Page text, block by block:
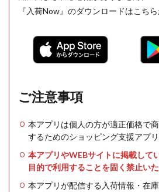
『入荷Now』のダウンロードはこちら
ご注意事項
本アプリは個人の方が適正価格で
するためのショッピング支援アプリ
本アプリやWEBサイトに掲載して
目的で利用することを固く禁止いた
本アプリが配信する入荷情報・在